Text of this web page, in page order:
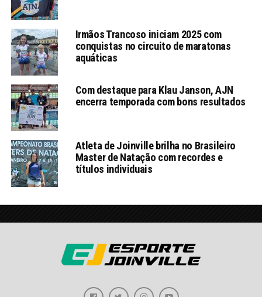
Irmãos Trancoso iniciam 2025 com
conquistas no circuito de maratonas
aquáticas
Com destaque para Klau Janson, AJN
encerra temporada com bons resultados
Atleta de Joinville brilha no Brasileiro
Master de Natação com recordes e
títulos individuais